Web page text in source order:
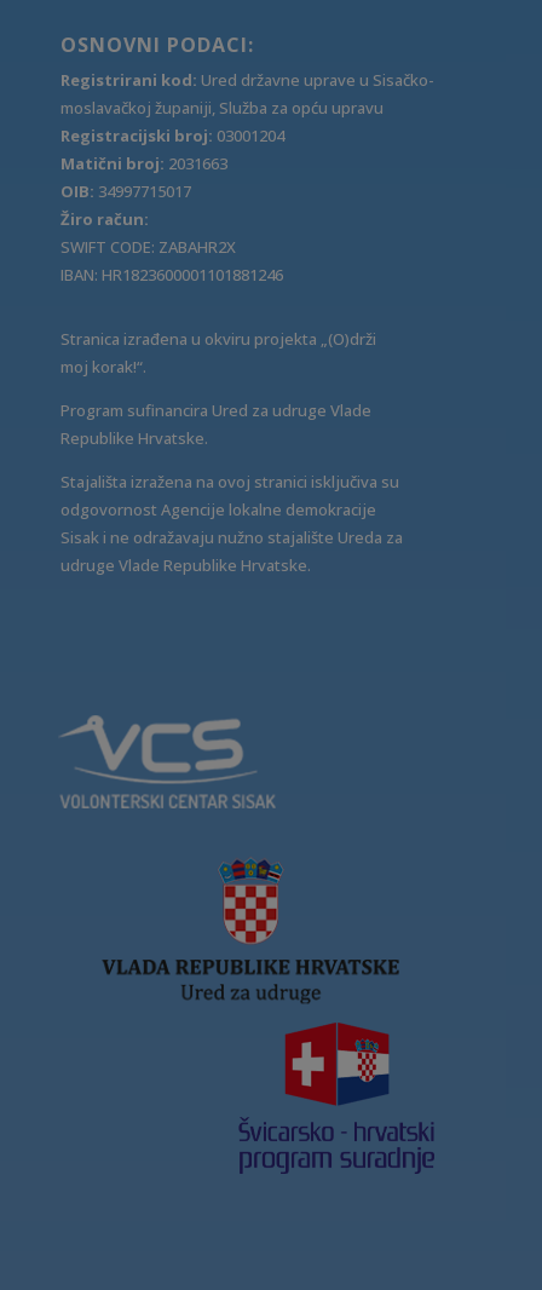
OSNOVNI PODACI:
Registrirani kod: Ured državne uprave u Sisačko-
moslavačkoj županiji, Služba za opću upravu
Registracijski broj: 03001204
Matični broj: 2031663
OIB: 34997715017
Žiro račun:
SWIFT CODE: ZABAHR2X
IBAN: HR1823600001101881246
Stranica izrađena u okviru projekta „(O)drži
moj korak!“.
Program sufinancira Ured za udruge Vlade
Republike Hrvatske.
Stajališta izražena na ovoj stranici isključiva su
odgovornost Agencije lokalne demokracije
Sisak i ne odražavaju nužno stajalište Ureda za
udruge Vlade Republike Hrvatske.